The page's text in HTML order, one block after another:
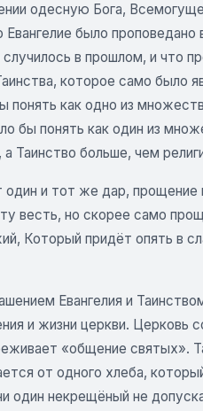
одесную Бога,
было
в прошлом, и что
которое само было
понять как одно из
бы понять как один из
Таинство больше, чем
один и тот же дар,
весть, но скорее само
Который придёт опять в
Евангелия и
и жизни церкви. Церковь
«общение святых».
от одного хлеба,
один некрещёный не